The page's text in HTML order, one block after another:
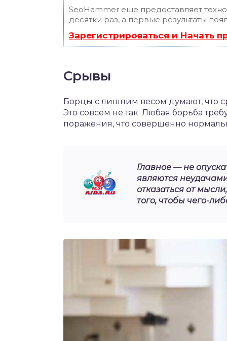
SeoHammer еще предоставляет
десятки раз, а первые результаты
Зарегистрироваться и Начать
Срывы
Борцы с лишним весом думают, что
Это совсем не так. Любая борьба
поражения, что совершенно
Главное — не
являются
отказаться от
того, чтобы чего-